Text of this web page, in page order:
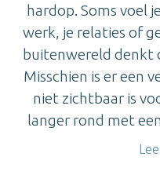
hardop. Soms voel
werk, je relaties of
buitenwereld denkt
Misschien is er een
niet zichtbaar is
langer rond met